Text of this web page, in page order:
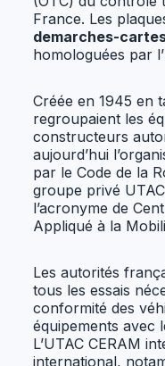
France. Les
demarches-
homologuées par
Créée en 1945 en
regroupaient les
constructeurs
aujourd’hui
par le Code de la
groupe privé
l’acronyme de
Appliqué à la
Les autorités
tous les essais
conformité des
équipements avec
L’UTAC CERAM
international,